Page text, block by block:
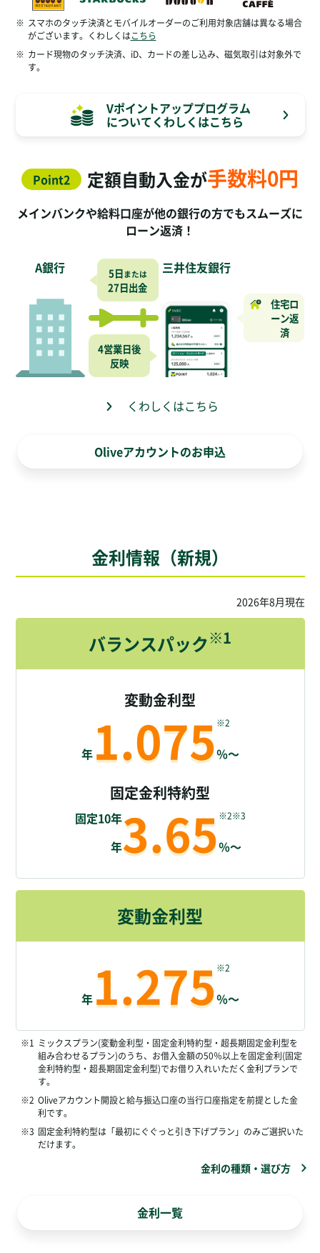
※ スマホのタッチ決済とモバイルオーダーのご利用対象店舗は異なる場合
がございます。くわしくはこちら
※ カード現物のタッチ決済、iD、カードの差し込み、磁気取引は対象外で
す。
Vポイントアッププログラム
についてくわしくはこちら
Point2 定額自動入金が手数料0円
メインバンクや給料口座が他の銀行の方でもスムーズに
ローン返済！
A銀行 5日または
27日出金
4営業日後
反映
三井住友銀行
住宅ロ
ーン返
済
くわしくはこちら
Oliveアカウントのお申込
金利情報（新規）
2026年8月現在
バランスパック※1
変動金利型
年1.075％～
※2
固定金利特約型
固定10年
年3.65％～
※2※3
変動金利型
年1.275％～
※2
※1 ミックスプラン(変動金利型・固定金利特約型・超長期固定金利型を
組み合わせるプラン)のうち、お借入金額の50％以上を固定金利(固定
金利特約型・超長期固定金利型)でお借り入れいただく金利プランで
す。
※2 Oliveアカウント開設と給与振込口座の当行口座指定を前提とした金
利です。
※3 固定金利特約型は「最初にぐぐっと引き下げプラン」のみご選択いた
だけます。
金利の種類・選び方
金利一覧